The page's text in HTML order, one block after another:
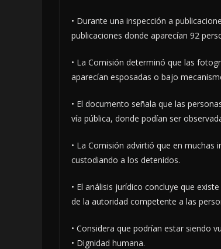
• Durante una inspección a
publicaciones donde aparecían 92
• La Comisión determinó que las
aparecían esposadas o bajo
• El documento señala que las
vía pública, donde podían ser
• La Comisión advirtió que en muchas
custodiando a los detenidos.
• El análisis jurídico concluye que
de la autoridad competente a las
• Considera que podrían estar siendo
• Dignidad humana.